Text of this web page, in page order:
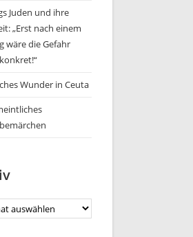
Juden und ihre
„Erst nach einem
wäre die Gefahr
Wunder in Ceuta